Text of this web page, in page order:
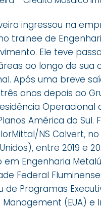
ingressou na
trainee de
Ele teve
ao longo de sua
Após uma breve
anos depois ao
Operacional
América do Sul.
NS Calvert,
entre 2019 e
em Engenharia
Federal Fluminense
de Programas
(EUA) e